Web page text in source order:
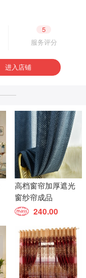
5
服务评分
进入店铺
高档窗帘加厚遮光
窗纱帘成品
240.00